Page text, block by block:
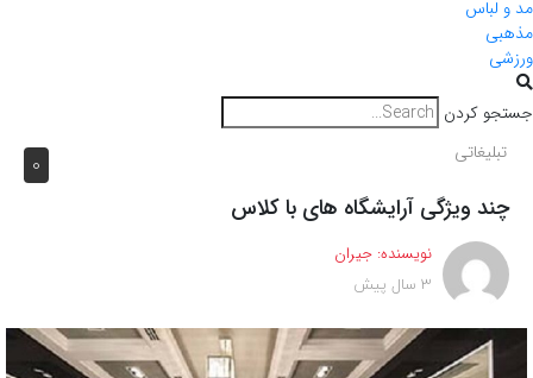
مد و لباس
مذهبی
ورزشی
جستجو کردن
0 تبلیغاتی
چند ویژگی آرایشگاه های با کلاس
نویسنده: جیران
3 سال پیش